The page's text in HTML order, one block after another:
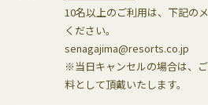
10名以上のご利用は、下記の
ください。
senagajima@resorts.co.jp
※当日キャンセルの場合は、
料として頂戴いたします。